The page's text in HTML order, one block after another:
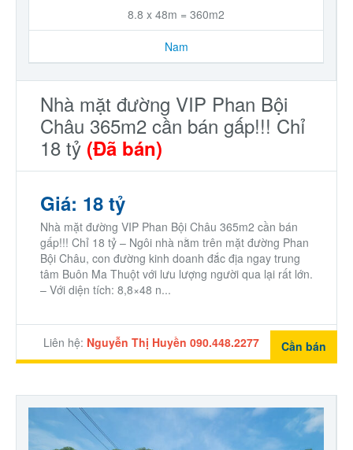
8.8 x 48m = 360m2
Nam
Nhà mặt đường VIP Phan Bội
Châu 365m2 cần bán gấp!!! Chỉ
18 tỷ (Đã bán)
Giá: 18 tỷ
Nhà mặt đường VIP Phan Bội Châu 365m2 cần bán
gấp!!! Chỉ 18 tỷ – Ngôi nhà nằm trên mặt đường Phan
Bội Châu, con đường kinh doanh đắc địa ngay trung
tâm Buôn Ma Thuột với lưu lượng người qua lại rất lớn.
– Với diện tích: 8,8×48 n...
Liên hệ: Nguyễn Thị Huyền 090.448.2277 Cần bán